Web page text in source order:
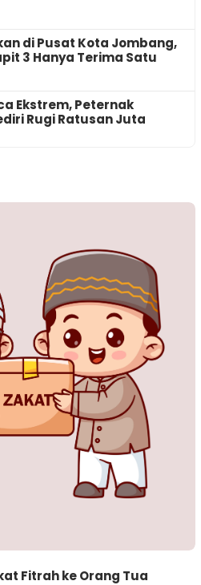
di Pusat Kota Jombang,
3 Hanya Terima Satu
Ekstrem, Peternak
Rugi Ratusan Juta
Fitrah ke Orang Tua